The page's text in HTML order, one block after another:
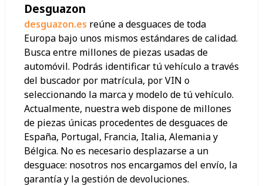
Desguazon
desguazon.es reúne a desguaces de toda
Europa bajo unos mismos estándares de calidad.
Busca entre millones de piezas usadas de
automóvil. Podrás identificar tú vehículo a través
del buscador por matrícula, por VIN o
seleccionando la marca y modelo de tú vehículo.
Actualmente, nuestra web dispone de millones
de piezas únicas procedentes de desguaces de
España, Portugal, Francia, Italia, Alemania y
Bélgica. No es necesario desplazarse a un
desguace: nosotros nos encargamos del envío, la
garantía y la gestión de devoluciones.